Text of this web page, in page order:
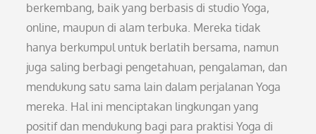
berkembang, baik yang berbasis di studio Yoga,
online, maupun di alam terbuka. Mereka tidak
hanya berkumpul untuk berlatih bersama, namun
juga saling berbagi pengetahuan, pengalaman, dan
mendukung satu sama lain dalam perjalanan Yoga
mereka. Hal ini menciptakan lingkungan yang
positif dan mendukung bagi para praktisi Yoga di